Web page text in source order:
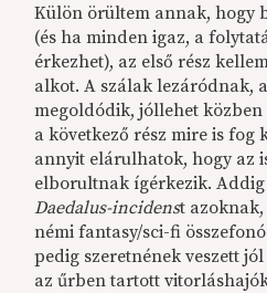
Külön örültem annak, hogy
(és ha minden igaz, a
érkezhet), az első rész
alkot. A szálak lezáródnak,
megoldódik, jóllehet
a következő rész mire is
annyit elárulhatok, hogy az
elborultnak ígérkezik.
Daedalus-incidenst
némi fantasy/sci-fi
pedig szeretnének veszett
az űrben tartott